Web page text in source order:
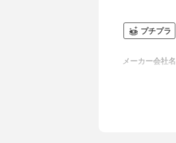
プチプラ
メーカー会社名